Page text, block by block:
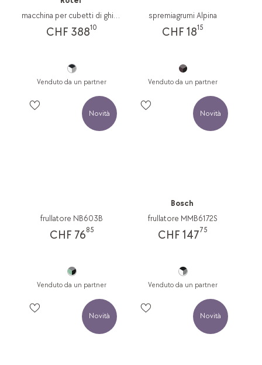
macchina per cubetti di ghiaccio 9904CH
CHF 38810
Venduto da un partner
spremiagrumi Alpina
CHF 1815
Venduto da un partner
Novità
frullatore NB603B
CHF 7685
Venduto da un partner
Novità
Bosch
frullatore MMB6172S
CHF 14775
Venduto da un partner
Novità Novità